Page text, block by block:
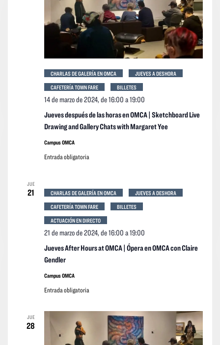
Jueves después de las horas en OMCA | Sketchboard Live
Drawing and Gallery Chats with Margaret Yee
14 de marzo de 2024, de 16:00 a19:00
CHARLAS DE GALERÍA EN OMCA
JUEVES A DESHORA
CAFETERÍA TOWN FARE
BILLETES
Campus OMCA
Entrada obligatoria
JUE
21
Jueves After Hours at OMCA | Ópera en OMCA con Claire
Gendler
21 de marzo de 2024, de 16:00 a19:00
CHARLAS DE GALERÍA EN OMCA
JUEVES A DESHORA
CAFETERÍA TOWN FARE
BILLETES
ACTUACIÓN EN DIRECTO
Campus OMCA
Entrada obligatoria
JUE
28